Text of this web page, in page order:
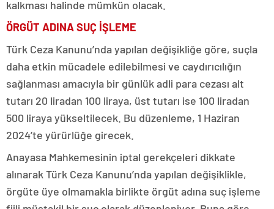
kalkması halinde mümkün olacak.
ÖRGÜT ADINA SUÇ İŞLEME
Türk Ceza Kanunu’nda yapılan değişikliğe göre, suçla
daha etkin mücadele edilebilmesi ve caydırıcılığın
sağlanması amacıyla bir günlük adli para cezası alt
tutarı 20 liradan 100 liraya, üst tutarı ise 100 liradan
500 liraya yükseltilecek. Bu düzenleme, 1 Haziran
2024’te yürürlüğe girecek.
Anayasa Mahkemesinin iptal gerekçeleri dikkate
alınarak Türk Ceza Kanunu’nda yapılan değişiklikle,
örgüte üye olmamakla birlikte örgüt adına suç işleme